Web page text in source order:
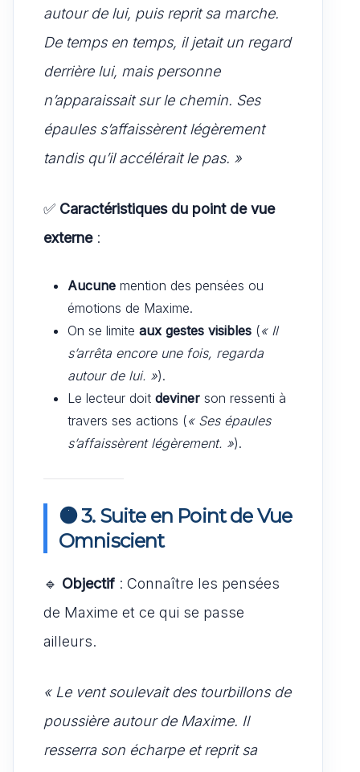
autour de lui, puis reprit sa marche.
De temps en temps, il jetait un regard
derrière lui, mais personne
n’apparaissait sur le chemin. Ses
épaules s’affaissèrent légèrement
tandis qu’il accélérait le pas. »
✅ Caractéristiques du point de vue
externe:
Aucune mention des pensées ou
émotions de Maxime.
On se limite aux gestes visibles (« Il
s’arrêta encore une fois, regarda
autour de lui. »).
Le lecteur doit deviner son ressenti à
travers ses actions (« Ses épaules
s’affaissèrent légèrement. »).
🟠 3. Suite en Point de Vue
Omniscient
🔹 Objectif : Connaître les pensées
de Maxime et ce qui se passe
ailleurs.
« Le vent soulevait des tourbillons de
poussière autour de Maxime. Il
resserra son écharpe et reprit sa